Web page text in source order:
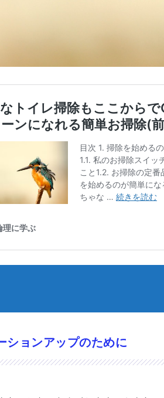
ションアップのために